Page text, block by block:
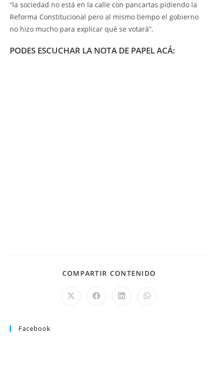
“la sociedad no está en la calle con pancartas pidiendo la
Reforma Constitucional pero al mismo tiempo el gobierno
no hizo mucho para explicar qué se votará”.
PODES ESCUCHAR LA NOTA DE PAPEL ACÁ:
COMPARTIR CONTENIDO
Facebook